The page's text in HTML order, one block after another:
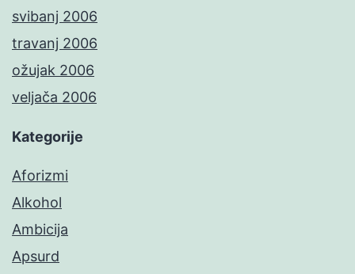
svibanj 2006
travanj 2006
ožujak 2006
veljača 2006
Kategorije
Aforizmi
Alkohol
Ambicija
Apsurd